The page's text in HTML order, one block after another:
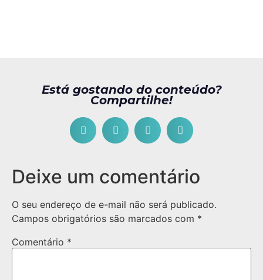
Está gostando do conteúdo?
Compartilhe!
Deixe um comentário
O seu endereço de e-mail não será publicado.
Campos obrigatórios são marcados com *
Comentário *